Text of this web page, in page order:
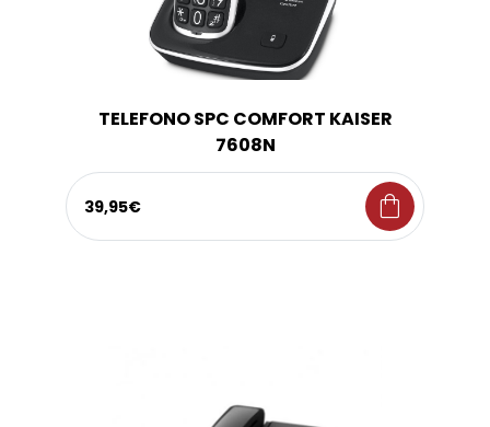
TELEFONO SPC COMFORT KAISER
7608N
39,95€ shopping_bag